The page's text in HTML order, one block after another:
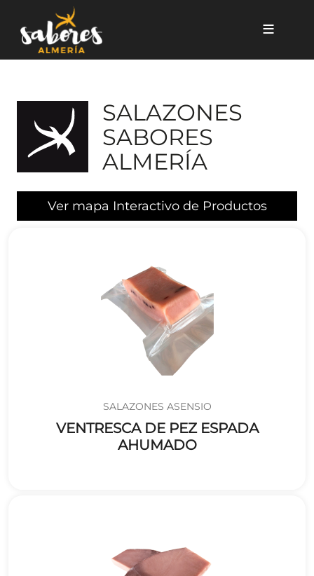
SALAZONES
SABORES
ALMERÍA
Ver mapa Interactivo de Productos
SALAZONES ASENSIO
VENTRESCA DE PEZ ESPADA
AHUMADO